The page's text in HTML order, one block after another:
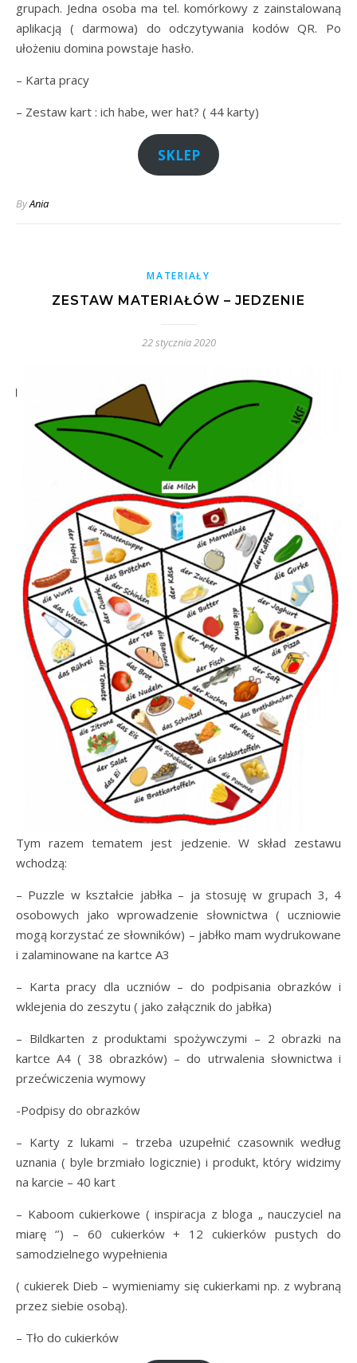
grupach. Jedna osoba ma tel. komórkowy z zainstalowaną
aplikacją ( darmowa) do odczytywania kodów QR. Po
ułożeniu domina powstaje hasło.
– Karta pracy
– Zestaw kart : ich habe, wer hat? ( 44 karty)
SKLEP
ByAnia
MATERIAŁY
ZESTAW MATERIAŁÓW – JEDZENIE
22 stycznia 2020
Tym razem tematem jest jedzenie. W skład zestawu
wchodzą:
– Puzzle w kształcie jabłka – ja stosuję w grupach 3, 4
osobowych jako wprowadzenie słownictwa ( uczniowie
mogą korzystać ze słowników) – jabłko mam wydrukowane
i zalaminowane na kartce A3
– Karta pracy dla uczniów – do podpisania obrazków i
wklejenia do zeszytu ( jako załącznik do jabłka)
– Bildkarten z produktami spożywczymi – 2 obrazki na
kartce A4 ( 38 obrazków) – do utrwalenia słownictwa i
przećwiczenia wymowy
-Podpisy do obrazków
– Karty z lukami – trzeba uzupełnić czasownik według
uznania ( byle brzmiało logicznie) i produkt, który widzimy
na karcie – 40 kart
– Kaboom cukierkowe ( inspiracja z bloga „ nauczyciel na
miarę ‘’) – 60 cukierków + 12 cukierków pustych do
samodzielnego wypełnienia
( cukierek Dieb – wymieniamy się cukierkami np. z wybraną
przez siebie osobą).
– Tło do cukierków